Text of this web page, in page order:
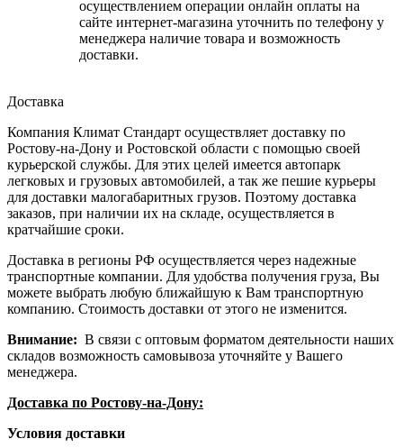
осуществлением операции онлайн оплаты на
сайте интернет-магазина уточнить по телефону у
менеджера наличие товара и возможность
доставки.
Доставка
Компания Климат Стандарт осуществляет доставку по
Ростову-на-Дону и Ростовской области с помощью своей
курьерской службы. Для этих целей имеется автопарк
легковых и грузовых автомобилей, а так же пешие курьеры
для доставки малогабаритных грузов. Поэтому доставка
заказов, при наличии их на складе, осуществляется в
кратчайшие сроки.
Доставка в регионы РФ осуществляется через надежные
транспортные компании. Для удобства получения груза, Вы
можете выбрать любую ближайшую к Вам транспортную
компанию. Стоимость доставки от этого не изменится.
Внимание: В связи с оптовым форматом деятельности наших
складов возможность самовывоза уточняйте у Вашего
менеджера.
Доставка по Ростову-на-Дону:
Условия доставки